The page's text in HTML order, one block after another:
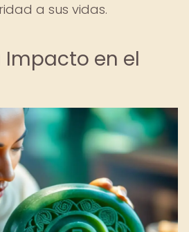
a sus vidas.
Impacto en el